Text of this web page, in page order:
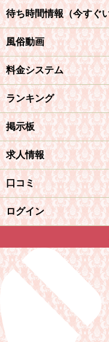
風俗動画
料金システム
ランキング
掲示板
求人情報
口コミ
ログイン